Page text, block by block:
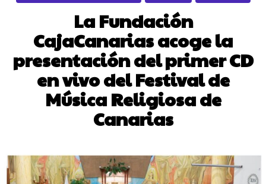
La Fundación
CajaCanarias acoge la
presentación del primer CD
en vivo del Festival de
Música Religiosa de
Canarias